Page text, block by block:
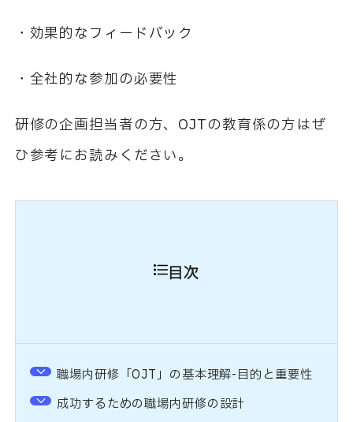
・効果的なフィードバック
・全社的な参加の必要性
研修の企画担当者の方、 OJTの教育係の方はぜ
ひ参考にお読みください。
目次
職場内研修「OJT」の基本理解-目的と重要性
成功するための職場内研修の設計